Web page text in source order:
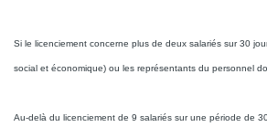
Si le licenciement concerne plus de deux salariés sur 30
social et économique) ou les représentants du personnel
Au-delà du licenciement de 9 salariés sur une période de